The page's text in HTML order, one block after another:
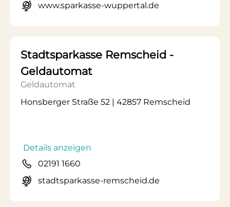
www.sparkasse-wuppertal.de
Stadtsparkasse Remscheid -
Geldautomat
Geldautomat
Honsberger Straße 52 | 42857 Remscheid
Details anzeigen
02191 1660
stadtsparkasse-remscheid.de